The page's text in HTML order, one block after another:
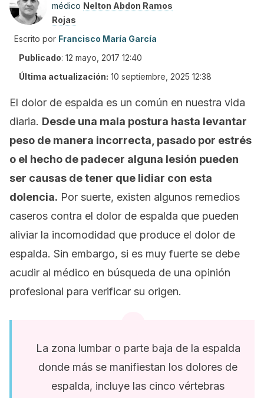
médico Nelton Abdon Ramos
Rojas
Escrito por Francisco María García
Publicado: 12 mayo, 2017 12:40
Última actualización: 10 septiembre, 2025 12:38
El dolor de espalda es un común en nuestra vida
diaria. Desde una mala postura hasta levantar
peso de manera incorrecta, pasado por estrés
o el hecho de padecer alguna lesión pueden
ser causas de tener que lidiar con esta
dolencia. Por suerte, existen algunos remedios
caseros contra el dolor de espalda que pueden
aliviar la incomodidad que produce el dolor de
espalda. Sin embargo, si es muy fuerte se debe
acudir al médico en búsqueda de una opinión
profesional para verificar su origen.
La zona lumbar o parte baja de la espalda
donde más se manifiestan los dolores de
espalda, incluye las cinco vértebras